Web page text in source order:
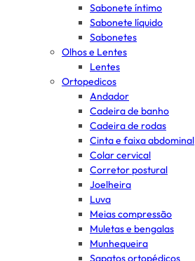
Sabonete íntimo
Sabonete líquido
Sabonetes
Olhos e Lentes
Lentes
Ortopedicos
Andador
Cadeira de banho
Cadeira de rodas
Cinta e faixa abdominal
Colar cervical
Corretor postural
Joelheira
Luva
Meias compressão
Muletas e bengalas
Munhequeira
Sapatos ortopédicos